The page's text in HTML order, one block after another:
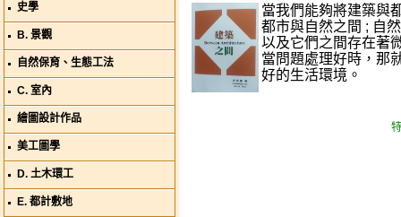
史學
B. 景觀
自然保育、生態工法
C. 室內
繪圖設計作品
美工圖學
D. 土木環工
E. 都計敷地
當我們能夠將建築與
都市與自然之間 ; 自
以及它們之間存在著
當問題處理好時，那
好的生活環境。